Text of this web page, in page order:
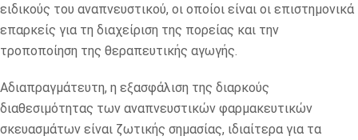
ειδικούς του αναπνευστικού, οι οποίοι είναι οι επιστημονικά
επαρκείς για τη διαχείριση της πορείας και την
τροποποίηση της θεραπευτικής αγωγής.
Αδιαπραγμάτευτη, η εξασφάλιση της διαρκούς
διαθεσιμότητας των αναπνευστικών φαρμακευτικών
σκευασμάτων είναι ζωτικής σημασίας, ιδιαίτερα για τα